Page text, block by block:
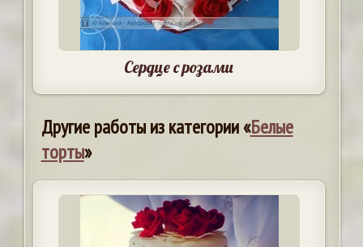
Сердце с розами
Другие работы из категории «Белые
торты»